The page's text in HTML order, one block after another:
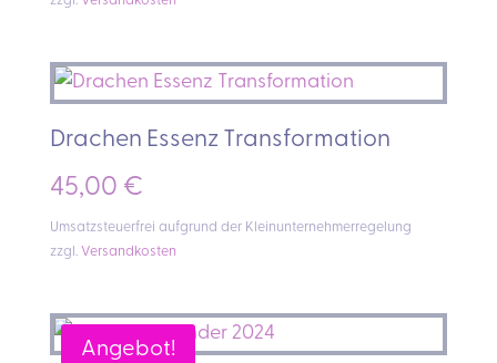
Drachen Essenz Transformation
45,00 €
Umsatzsteuerfrei aufgrund der Kleinunternehmerregelung
zzgl. Versandkosten
Angebot!